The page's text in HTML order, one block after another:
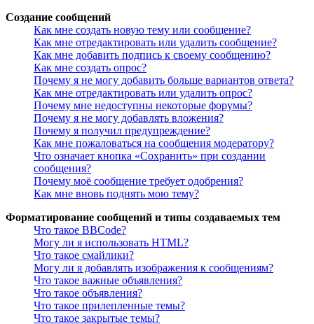
Создание сообщений
Как мне создать новую тему или сообщение?
Как мне отредактировать или удалить сообщение?
Как мне добавить подпись к своему сообщению?
Как мне создать опрос?
Почему я не могу добавить больше вариантов ответа?
Как мне отредактировать или удалить опрос?
Почему мне недоступны некоторые форумы?
Почему я не могу добавлять вложения?
Почему я получил предупреждение?
Как мне пожаловаться на сообщения модератору?
Что означает кнопка «Сохранить» при создании
сообщения?
Почему моё сообщение требует одобрения?
Как мне вновь поднять мою тему?
Форматирование сообщений и типы создаваемых тем
Что такое BBCode?
Могу ли я использовать HTML?
Что такое смайлики?
Могу ли я добавлять изображения к сообщениям?
Что такое важные объявления?
Что такое объявления?
Что такое прилепленные темы?
Что такое закрытые темы?